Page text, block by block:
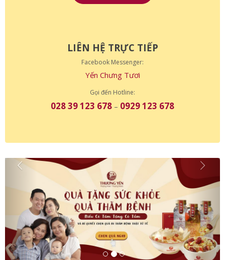
LIÊN HỆ TRỰC TIẾP
Facebook Messenger:
Yến Chưng Tươi
Gọi đến Hotline:
028 39 123 678 – 0929 123 678